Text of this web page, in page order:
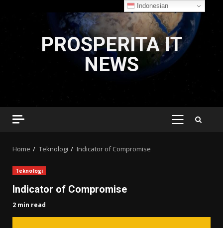
PROSPERITA IT
NEWS
PRIMARY
Home Teknologi Indicator of Compromise
Teknologi
Indicator of Compromise
2 min read
Indonesian